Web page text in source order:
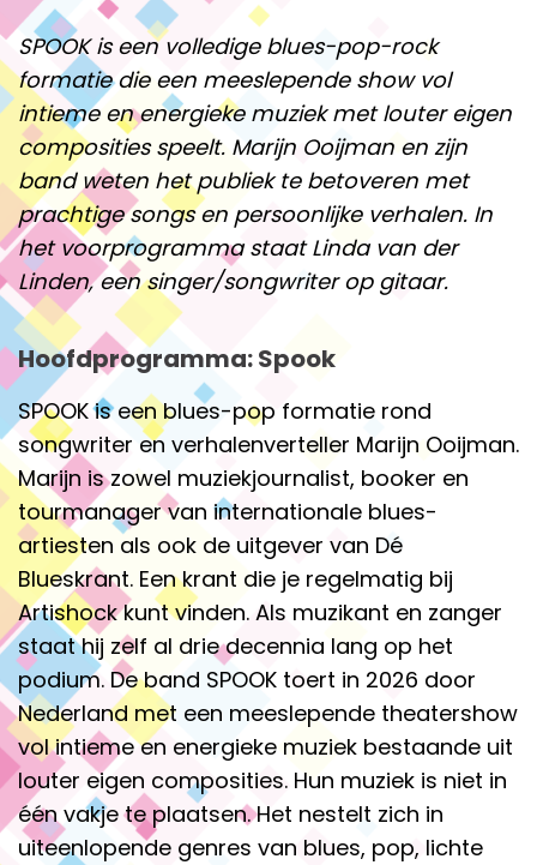
SPOOK is een volledige blues-pop-rock
formatie die een meeslepende show vol
intieme en energieke muziek met louter eigen
composities speelt. Marijn Ooijman en zijn
band weten het publiek te betoveren met
prachtige songs en persoonlijke verhalen. In
het voorprogramma staat Linda van der
Linden, een singer/songwriter op gitaar.
Hoofdprogramma: Spook
SPOOK is een blues-pop formatie rond
songwriter en verhalenverteller Marijn Ooijman.
Marijn is zowel muziekjournalist, booker en
tourmanager van internationale blues-
artiesten als ook de uitgever van Dé
Blueskrant. Een krant die je regelmatig bij
Artishock kunt vinden. Als muzikant en zanger
staat hij zelf al drie decennia lang op het
podium. De band SPOOK toert in 2026 door
Nederland met een meeslepende theatershow
vol intieme en energieke muziek bestaande uit
louter eigen composities. Hun muziek is niet in
één vakje te plaatsen. Het nestelt zich in
uiteenlopende genres van blues, pop, lichte